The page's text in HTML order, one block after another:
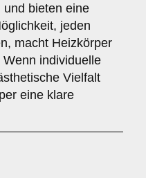
und bieten eine
jeden
macht Heizkörper
individuelle
Vielfalt
eine klare